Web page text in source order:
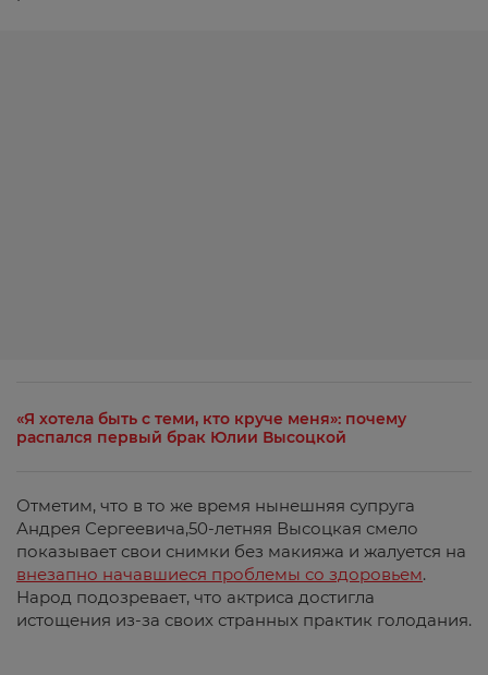
«Я хотела быть с теми, кто круче меня»: почему
распался первый брак Юлии Высоцкой
Отметим, что в то же время нынешняя супруга
Андрея Сергеевича,50-летняя Высоцкая смело
показывает свои снимки без макияжа и жалуется на
внезапно начавшиеся проблемы со здоровьем.
Народ подозревает, что актриса достигла
истощения из-за своих странных практик голодания.